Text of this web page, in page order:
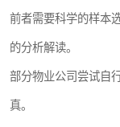
前者需要科学的样本
的分析解读。
部分物业公司尝试自
真。